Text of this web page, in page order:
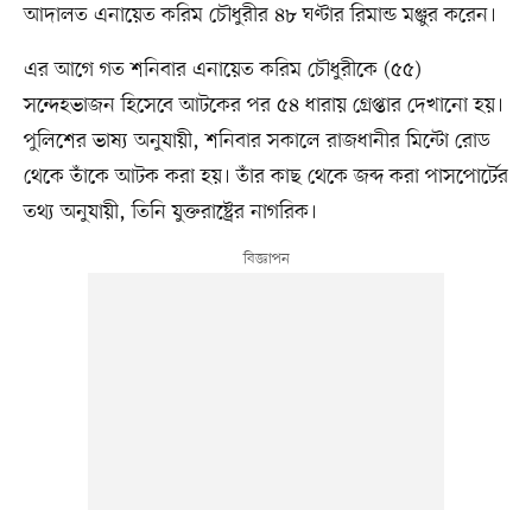
আদালত এনায়েত করিম চৌধুরীর ৪৮ ঘণ্টার রিমান্ড মঞ্জুর করেন।
এর আগে গত শনিবার এনায়েত করিম চৌধুরীকে (৫৫)
সন্দেহভাজন হিসেবে আটকের পর ৫৪ ধারায় গ্রেপ্তার দেখানো হয়।
পুলিশের ভাষ্য অনুযায়ী, শনিবার সকালে রাজধানীর মিন্টো রোড
থেকে তাঁকে আটক করা হয়। তাঁর কাছ থেকে জব্দ করা পাসপোর্টের
তথ্য অনুযায়ী, তিনি যুক্তরাষ্ট্রের নাগরিক।